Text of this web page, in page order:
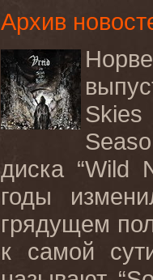
Архив
диска “Wild
годы
грядущем
к самой